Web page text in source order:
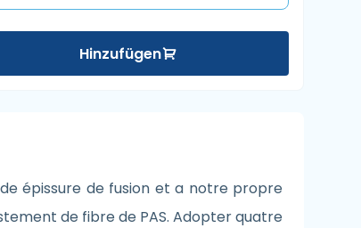
Hinzufügen
épissure de fusion et a notre propre
de fibre de PAS. Adopter quatre